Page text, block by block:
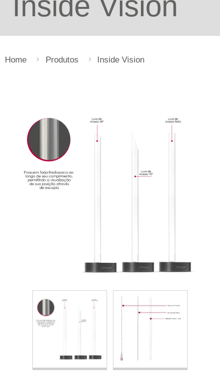
Home Produtos Inside Vision